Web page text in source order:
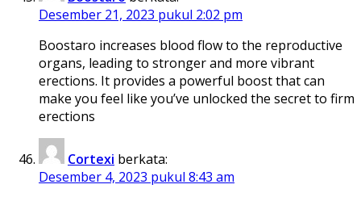
Desember 21, 2023 pukul 2:02 pm
Boostaro increases blood flow to the reproductive
organs, leading to stronger and more vibrant
erections. It provides a powerful boost that can
make you feel like you’ve unlocked the secret to firm
erections
Cortexi berkata:
Desember 4, 2023 pukul 8:43 am